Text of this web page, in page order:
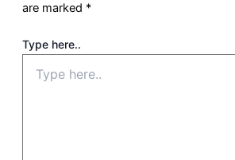
are marked *
Type here..